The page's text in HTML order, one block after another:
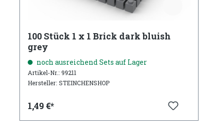
100 Stück 1 x 1 Brick dark bluish
grey
noch ausreichend Sets auf Lager
Artikel-Nr.: 99211
Hersteller: STEINCHENSHOP
1,49 €*